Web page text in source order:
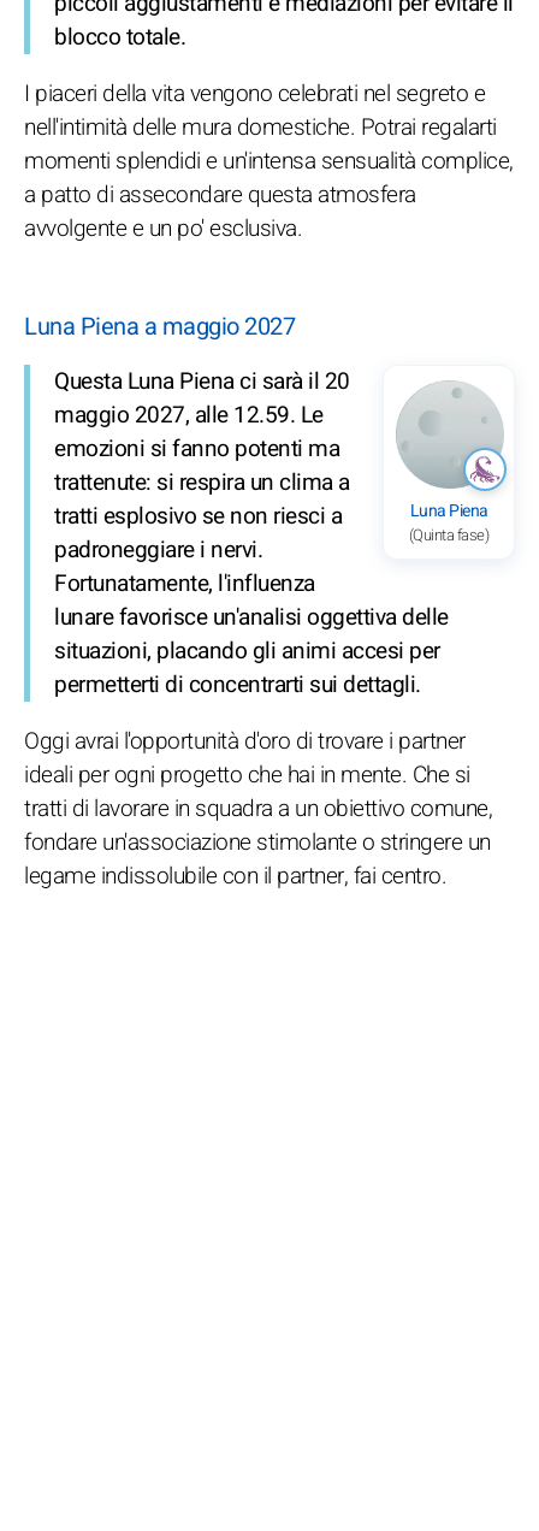
blocco totale.
I piaceri della vita vengono celebrati nel segreto e
nell'intimità delle mura domestiche. Potrai regalarti
momenti splendidi e un'intensa sensualità complice,
a patto di assecondare questa atmosfera
avvolgente e un po' esclusiva.
Luna Piena a maggio 2027
Luna Piena
(Quinta fase)
Questa Luna Piena ci sarà il 20
maggio 2027, alle 12.59. Le
emozioni si fanno potenti ma
trattenute: si respira un clima a
tratti esplosivo se non riesci a
padroneggiare i nervi.
Fortunatamente, l'influenza
lunare favorisce un'analisi oggettiva delle
situazioni, placando gli animi accesi per
permetterti di concentrarti sui dettagli.
Oggi avrai l'opportunità d'oro di trovare i partner
ideali per ogni progetto che hai in mente. Che si
tratti di lavorare in squadra a un obiettivo comune,
fondare un'associazione stimolante o stringere un
legame indissolubile con il partner, fai centro.